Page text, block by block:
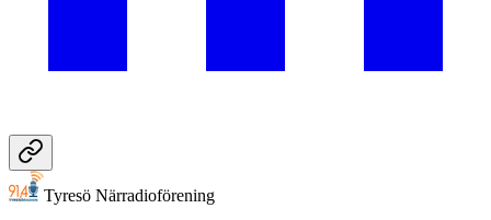
Tyresö Närradioförening